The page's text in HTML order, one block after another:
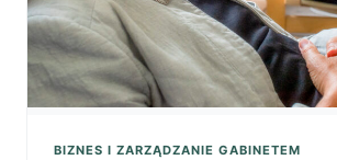
BIZNES I ZARZĄDZANIE GABINETEM